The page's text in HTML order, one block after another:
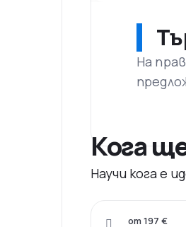
На
Кога
Научи кога е
от 197 €